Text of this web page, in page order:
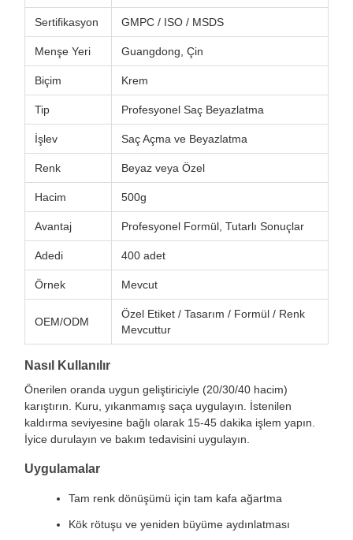
Sertifikasyon GMPC / ISO / MSDS
Menşe Yeri Guangdong, Çin
Biçim Krem
Tip Profesyonel Saç Beyazlatma
İşlev Saç Açma ve Beyazlatma
Renk Beyaz veya Özel
Hacim 500g
Avantaj Profesyonel Formül, Tutarlı Sonuçlar
Adedi 400 adet
Örnek Mevcut
OEM/ODM
Özel Etiket / Tasarım / Formül / Renk
Mevcuttur
Nasıl Kullanılır
Önerilen oranda uygun geliştiriciyle (20/30/40 hacim)
karıştırın. Kuru, yıkanmamış saça uygulayın. İstenilen
kaldırma seviyesine bağlı olarak 15-45 dakika işlem yapın.
İyice durulayın ve bakım tedavisini uygulayın.
Uygulamalar
Tam renk dönüşümü için tam kafa ağartma
Kök rötuşu ve yeniden büyüme aydınlatması